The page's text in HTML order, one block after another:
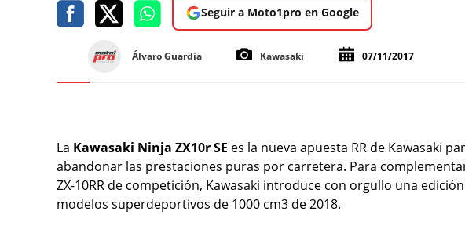
Seguir a Moto1pro en Google
Álvaro Guardia Kawasaki 07/11/2017
La Kawasaki Ninja ZX10r SE es la nueva apuesta RR de Kawasaki
abandonar las prestaciones puras por carretera. Para
ZX-10RR de competición, Kawasaki introduce con orgullo una
modelos superdeportivos de 1000 cm3 de 2018.